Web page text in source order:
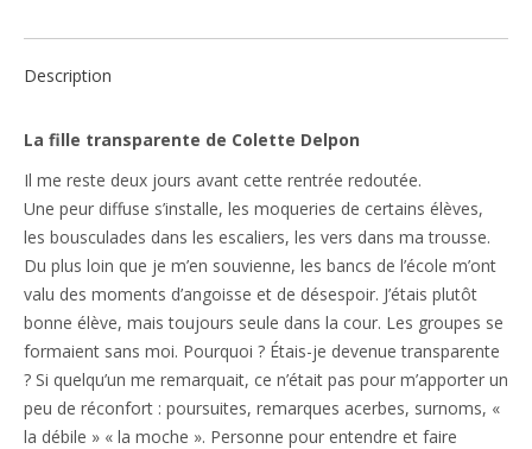
Description
La fille transparente de Colette Delpon
Il me reste deux jours avant cette rentrée redoutée.
Une peur diffuse s’installe, les moqueries de certains élèves,
les bousculades dans les escaliers, les vers dans ma trousse.
Du plus loin que je m’en souvienne, les bancs de l’école m’ont
valu des moments d’angoisse et de désespoir. J’étais plutôt
bonne élève, mais toujours seule dans la cour. Les groupes se
formaient sans moi. Pourquoi ? Étais-je devenue transparente
? Si quelqu’un me remarquait, ce n’était pas pour m’apporter un
peu de réconfort : poursuites, remarques acerbes, surnoms, «
la débile » « la moche ». Personne pour entendre et faire